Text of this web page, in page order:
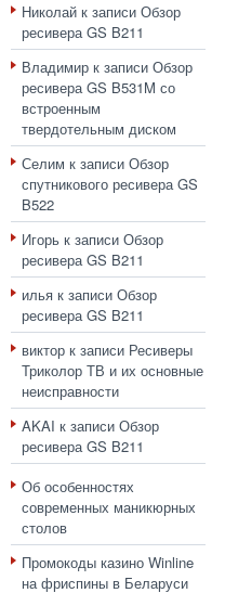
Николай к записи Обзор
ресивера GS B211
Владимир к записи Обзор
ресивера GS B531M со
встроенным
твердотельным диском
Селим к записи Обзор
спутникового ресивера GS
B522
Игорь к записи Обзор
ресивера GS B211
илья к записи Обзор
ресивера GS B211
виктор к записи Ресиверы
Триколор ТВ и их основные
неисправности
AKAI к записи Обзор
ресивера GS B211
Об особенностях
современных маникюрных
столов
Промокоды казино Winline
на фриспины в Беларуси